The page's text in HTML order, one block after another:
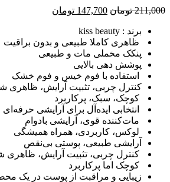
تومان 147,700 تومان
برند : kiss beauty
ظاهری کاملا طبیعی و بدون براقیت
پنکک مخملی مات و طبیعی
پوشش دهی بالایی
استفاده با فوم خیس و فوم خشک
کنترل چربی، تثبیت آرایش، ظاهری شیک
کوچک، سبک، پرکاربرد
انتخابی ایده‌آل برای آرایشی حرفه‌ای
مات‌کننده قوی، آرایشی بادوام
لوکس، کاربردی، همراه همیشگی
آرایشی طبیعی، پوستی بی‌نقص
کنترل چربی، تثبیت آرایش، ظاهری شیک
کوچک اما پرکاربرد
زیبایی و مراقبت از پوست در یک محصول